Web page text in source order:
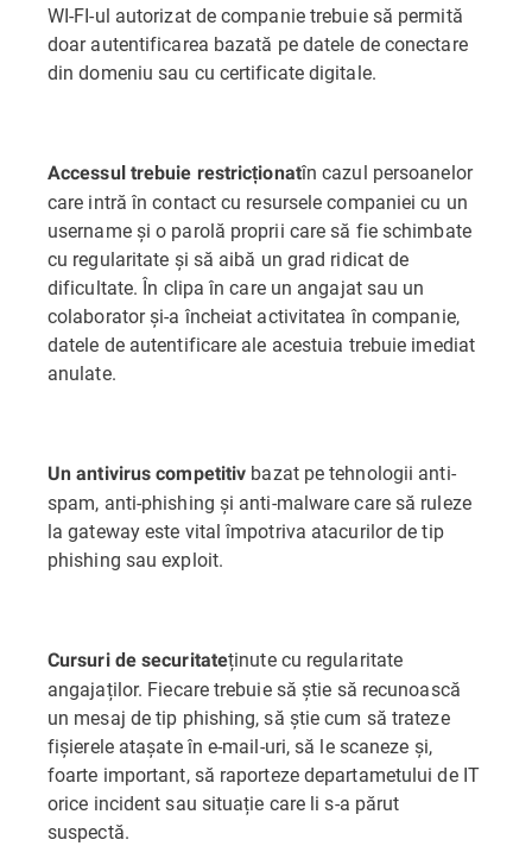
WI-FI-ul autorizat de companie trebuie să permită
doar autentificarea bazată pe datele de conectare
din domeniu sau cu certificate digitale.
Accessul trebuie restricționatîn cazul persoanelor
care intră în contact cu resursele companiei cu un
username și o parolă proprii care să fie schimbate
cu regularitate și să aibă un grad ridicat de
dificultate. În clipa în care un angajat sau un
colaborator și-a încheiat activitatea în companie,
datele de autentificare ale acestuia trebuie imediat
anulate.
Un antivirus competitiv bazat pe tehnologii anti-
spam, anti-phishing și anti-malware care să ruleze
la gateway este vital împotriva atacurilor de tip
phishing sau exploit.
Cursuri de securitateținute cu regularitate
angajaților. Fiecare trebuie să știe să recunoască
un mesaj de tip phishing, să știe cum să trateze
fișierele atașate în e-mail-uri, să le scaneze și,
foarte important, să raporteze departametului de IT
orice incident sau situație care li s-a părut
suspectă.